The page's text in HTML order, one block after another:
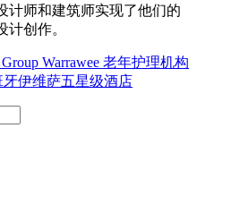
计师和建筑师实现了他们的
计创作。
Warrawee 老年护理机构
牙伊维萨五星级酒店